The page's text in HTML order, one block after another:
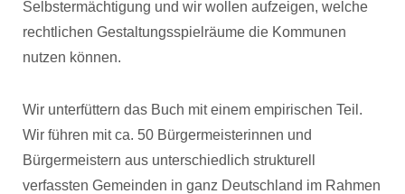
Selbstermächtigung und wir wollen aufzeigen, welche
rechtlichen Gestaltungsspielräume die Kommunen
nutzen können.
Wir unterfüttern das Buch mit einem empirischen Teil.
Wir führen mit ca. 50 Bürgermeisterinnen und
Bürgermeistern aus unterschiedlich strukturell
verfassten Gemeinden in ganz Deutschland im Rahmen